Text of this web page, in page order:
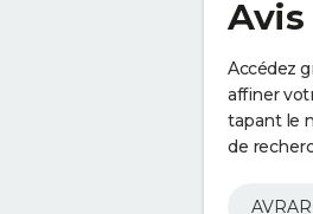
Avis
Accédez
affiner
tapant le
de